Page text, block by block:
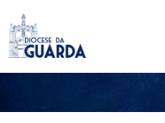
HOME